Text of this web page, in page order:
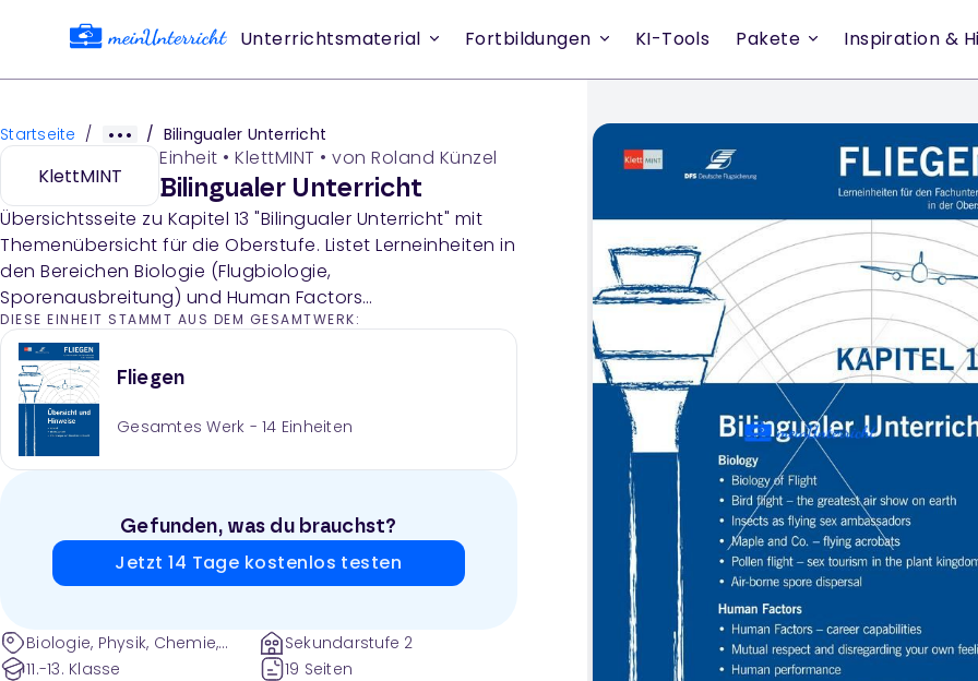
Unterrichtsmaterial Fortbildungen KI-Tools Pakete Inspiration &
Startseite / / Bilingualer Unterricht
KlettMINT
Einheit • KlettMINT • von Roland Künzel
Bilingualer Unterricht
Übersichtsseite zu Kapitel 13 "Bilingualer Unterricht" mit
Themenübersicht für die Oberstufe. Listet Lerneinheiten in
den Bereichen Biologie (Flugbiologie,
Sporenausbreitung) und Human Factors
(Karrierefähigkeiten, Stressmanagement, Körpersprache)
auf.
DIESE EINHEIT STAMMT AUS DEM GESAMTWERK:
Fliegen
Gesamtes Werk - 14 Einheiten
Gefunden, was du brauchst?
Jetzt 14 Tage kostenlos testen
Biologie, Physik, Chemie,
Naturwissenschaften,
11.-13. Klasse
Sekundarstufe 2
19 Seiten